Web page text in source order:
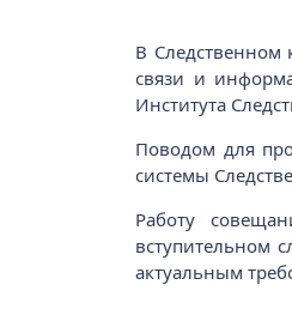
В Следственном
связи и
Института
Поводом для
системы
Работу
вступительном
актуальным